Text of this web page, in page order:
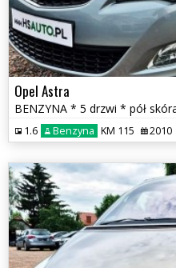
Opel Astra
1.6 Benzyna KM 115 2010